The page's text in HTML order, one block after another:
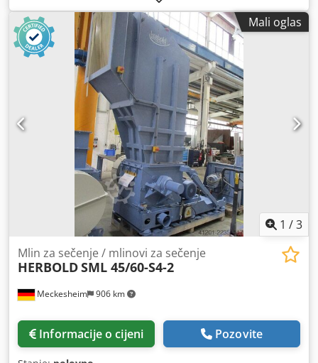
Mali oglas
1 /3
Meckesheim 906 km
Mlin za sečenje / mlinovi za sečenje
HERBOLDSML 45/60-S4-2
Informacije o cijeni Pozovite